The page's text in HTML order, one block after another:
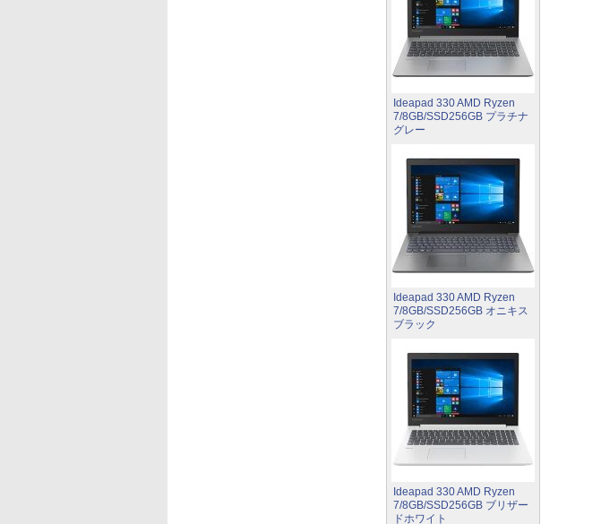
Ideapad 330 AMD Ryzen
7/8GB/SSD256GB プラチナ
グレー
Ideapad 330 AMD Ryzen
7/8GB/SSD256GB オニキス
ブラック
Ideapad 330 AMD Ryzen
7/8GB/SSD256GB ブリザー
ドホワイト